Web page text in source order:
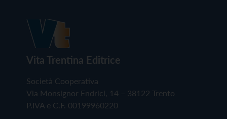
Vita Trentina Editrice
Società Cooperativa
Via Monsignor Endrici, 14 – 38122 Trento
P.IVA e C.F. 00199960220